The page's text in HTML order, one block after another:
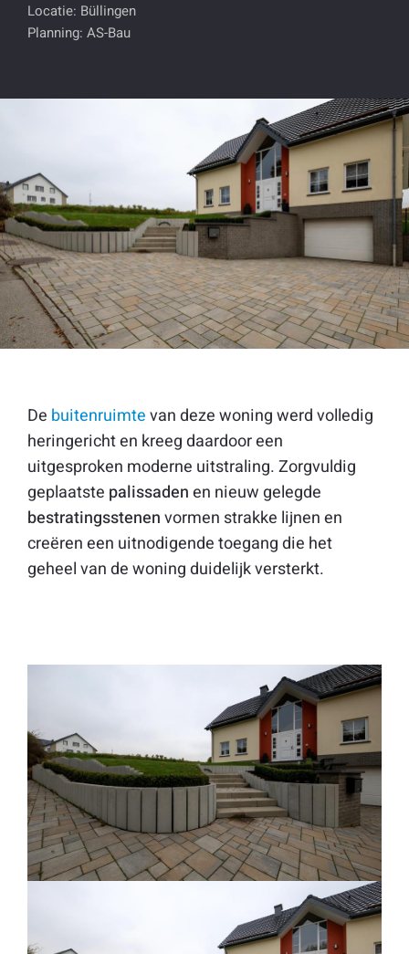
Locatie: Büllingen
Planning: AS-Bau
De buitenruimtevan deze woning werd volledig
heringericht en kreeg daardoor een
uitgesproken moderne uitstraling. Zorgvuldig
geplaatste palissadenen nieuw gelegde
bestratingsstenenvormen strakke lijnen en
creëren een uitnodigende toegang die het
geheel van de woning duidelijk versterkt.